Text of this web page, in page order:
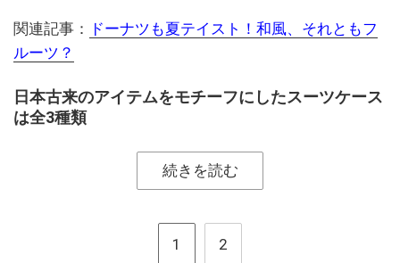
関連記事：
ドーナツも夏テイスト！和風、それともフ
ルーツ？
日本古来のアイテムをモチーフにしたスーツケース
は全3種類
続きを読む
1 2